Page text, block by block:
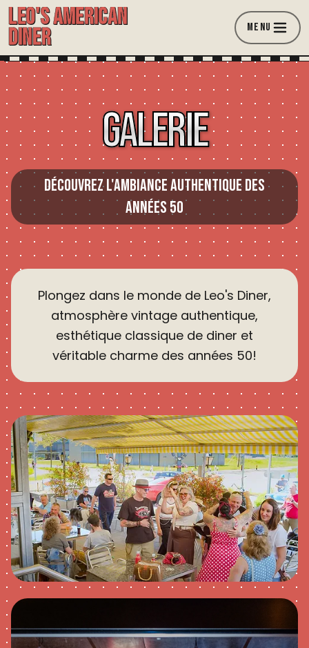
LEO'S AMERICAN
DINER MENU
GALERIE
Découvrez l'ambiance authentique des
années 50
Plongez dans le monde de Leo's Diner,
atmosphère vintage authentique,
esthétique classique de diner et
véritable charme des années 50!